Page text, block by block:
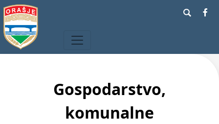
Gospodarstvo,
komunalne